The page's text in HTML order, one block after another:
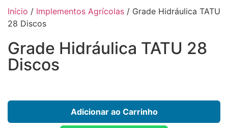
Início / Implementos Agrícolas / Grade Hidráulica TATU
28 Discos
Grade Hidráulica TATU 28
Discos
Adicionar ao Carrinho